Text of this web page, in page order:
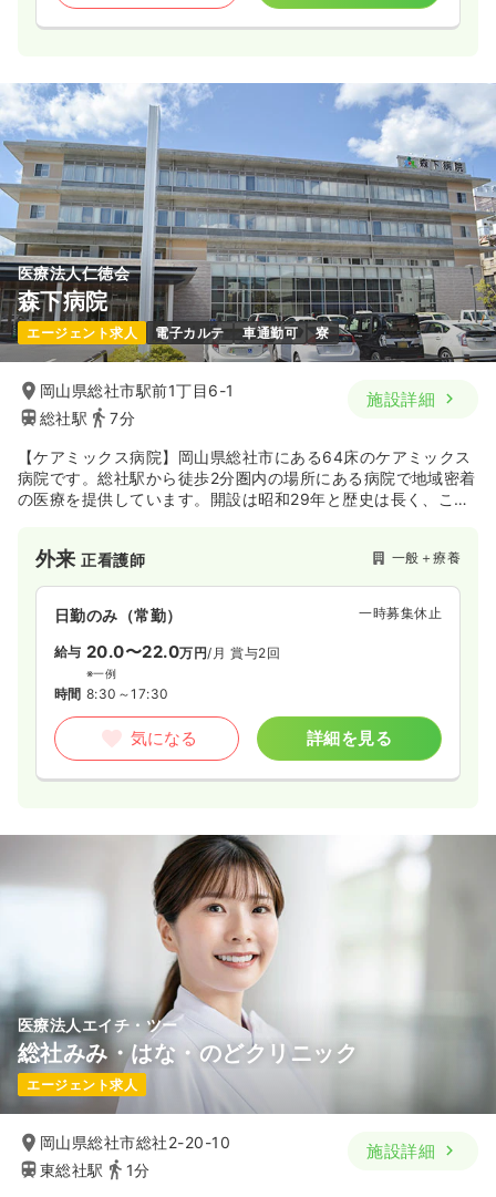
医療法人仁徳会
森下病院
エージェント求人 電子カルテ 車通勤可 寮
岡山県総社市駅前1丁目6-1
総社駅
7分
施設詳細
【ケアミックス病院】岡山県総社市にある64床のケアミックス
病院です。総社駅から徒歩2分圏内の場所にある病院で地域密着
の医療を提供しています。開設は昭和29年と歴史は長く、この
移転をされ、より施設面の充実も含め、より一層の地域医療の
為に貢献をされている病院です。
外来正看護師 一般＋療養
日勤のみ（常勤） 一時募集休止
給与 20.0〜22.0万円/月 賞与2回
※一例
時間 8:30～17:30
気になる 詳細を見る
医療法人エイチ・ツー
総社みみ・はな・のどクリニック
エージェント求人
岡山県総社市総社2-20-10
東総社駅
1分
施設詳細